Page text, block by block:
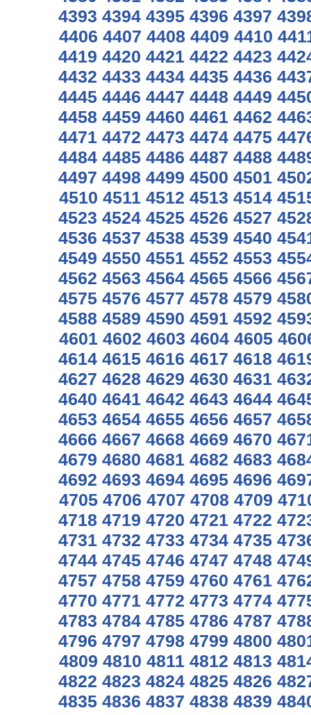
4393 4394 4395 4396 4397
4406 4407 4408 4409 4410
4419 4420 4421 4422 4423
4432 4433 4434 4435 4436
4445 4446 4447 4448 4449
4458 4459 4460 4461 4462
4471 4472 4473 4474 4475
4484 4485 4486 4487 4488
4497 4498 4499 4500 4501
4510 4511 4512 4513 4514
4523 4524 4525 4526 4527
4536 4537 4538 4539 4540
4549 4550 4551 4552 4553
4562 4563 4564 4565 4566
4575 4576 4577 4578 4579
4588 4589 4590 4591 4592
4601 4602 4603 4604 4605
4614 4615 4616 4617 4618
4627 4628 4629 4630 4631
4640 4641 4642 4643 4644
4653 4654 4655 4656 4657
4666 4667 4668 4669 4670
4679 4680 4681 4682 4683
4692 4693 4694 4695 4696
4705 4706 4707 4708 4709
4718 4719 4720 4721 4722
4731 4732 4733 4734 4735
4744 4745 4746 4747 4748
4757 4758 4759 4760 4761
4770 4771 4772 4773 4774
4783 4784 4785 4786 4787
4796 4797 4798 4799 4800
4809 4810 4811 4812 4813
4822 4823 4824 4825 4826
4835 4836 4837 4838 4839